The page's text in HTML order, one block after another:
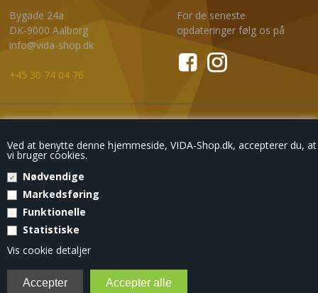
Ved at benytte denne hjemmeside, VIDA-Shop.dk, accepterer du, at
vi bruger cookies.
Nødvendige
Markedsføring
Funktionelle
Statistiske
Vis cookie detaljer
Bygade 24a
DK-9000 Aalborg
info@vida-shop.dk
+45 30 74 04 76
For de seneste
opdateringer følg os på
Eksklusive tilbud